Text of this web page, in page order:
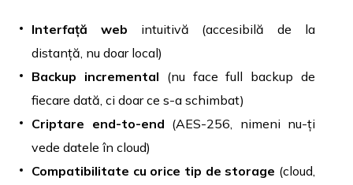
Interfață web intuitivă (accesibilă de la
distanță, nu doar local)
Backup incremental (nu face full backup de
fiecare dată, ci doar ce s-a schimbat)
Criptare end-to-end (AES-256, nimeni nu-ți
vede datele în cloud)
Compatibilitate cu orice tip de storage (cloud,